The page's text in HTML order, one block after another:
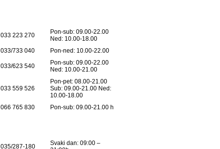
033 223 270
Pon-sub: 09.00-22.00
Ned: 10.00-18.00
033/733 040 Pon-ned: 10.00-22.00
033/623 540
Pon-sub: 09.00-22.00
Ned: 10.00-21.00
033 559 526
Pon-pet: 08.00-21.00
Sub: 09.00-21.00 Ned:
10.00-18.00
066 765 830
Pon-sub: 09.00-21.00 h
035/287-180
Svaki dan: 09:00 –